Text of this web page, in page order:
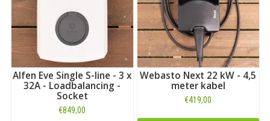
Alfen Eve Single S-line - 3 x
32A - Loadbalancing -
Socket
€849,00
Webasto Next 22 kW - 4,5
meter kabel
€419,00